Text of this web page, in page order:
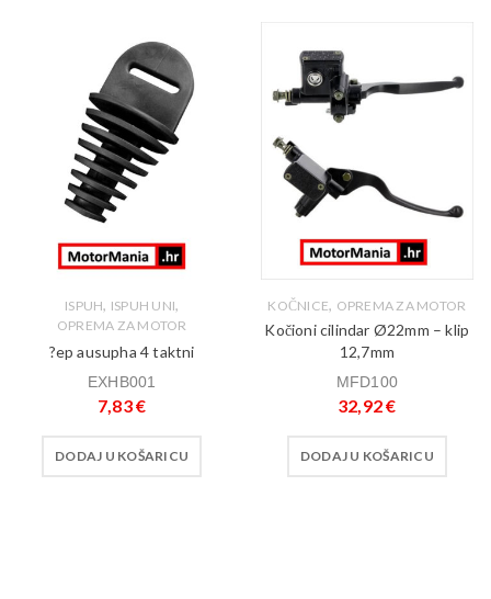
ISPUH, ISPUH UNI,
OPREMA ZA MOTOR
?ep ausupha 4 taktni
EXHB001
7,83€
DODAJ U KOŠARICU
KOČNICE, OPREMA ZA MOTOR
Kočioni cilindar Ø22mm – klip
12,7mm
MFD100
32,92€
DODAJ U KOŠARICU